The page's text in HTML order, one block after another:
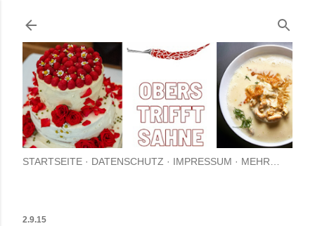
STARTSEITE DATENSCHUTZ IMPRESSUM MEHR…
2.9.15